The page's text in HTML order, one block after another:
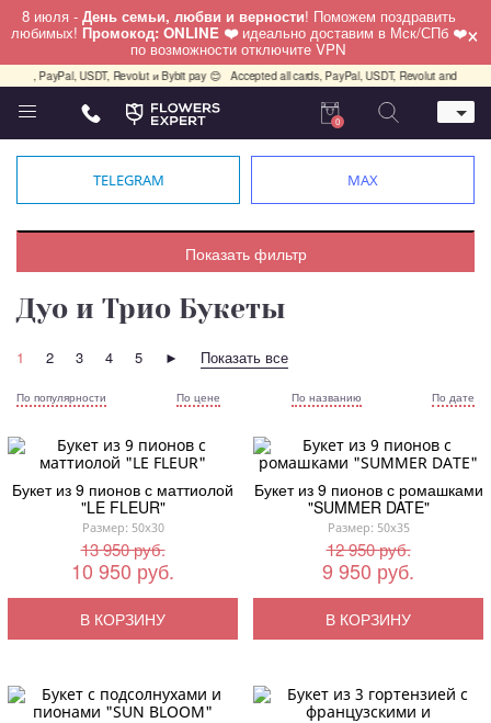
8 июля - День семьи, любви и верности! Поможем поздравить
любимых! Промокод: ONLINE ❤️ идеально доставим в Мск/СПб ❤️
по возможности отключите VPN ×
PayPal, USDT, Revolut и Bybit pay 😊 Accepted all cards, PayPal, USDT, Revolut and Bybit pay
Телефон
+7 (495) 982-55-05
Москва, Бауманская 20 стр 7
работаем круглосуточно
0
TELEGRAM MAX
Показать фильтр
Дуо и Трио Букеты
1 2 3 4 5 ► Показать все
По популярности По цене По названию По дате
Букет из 9 пионов с маттиолой
"LE FLEUR"
Размер: 50x30
13 950 руб.
10 950 руб.
В КОРЗИНУ
Букет из 9 пионов с ромашками
"SUMMER DATE"
Размер: 50x35
12 950 руб.
9 950 руб.
В КОРЗИНУ